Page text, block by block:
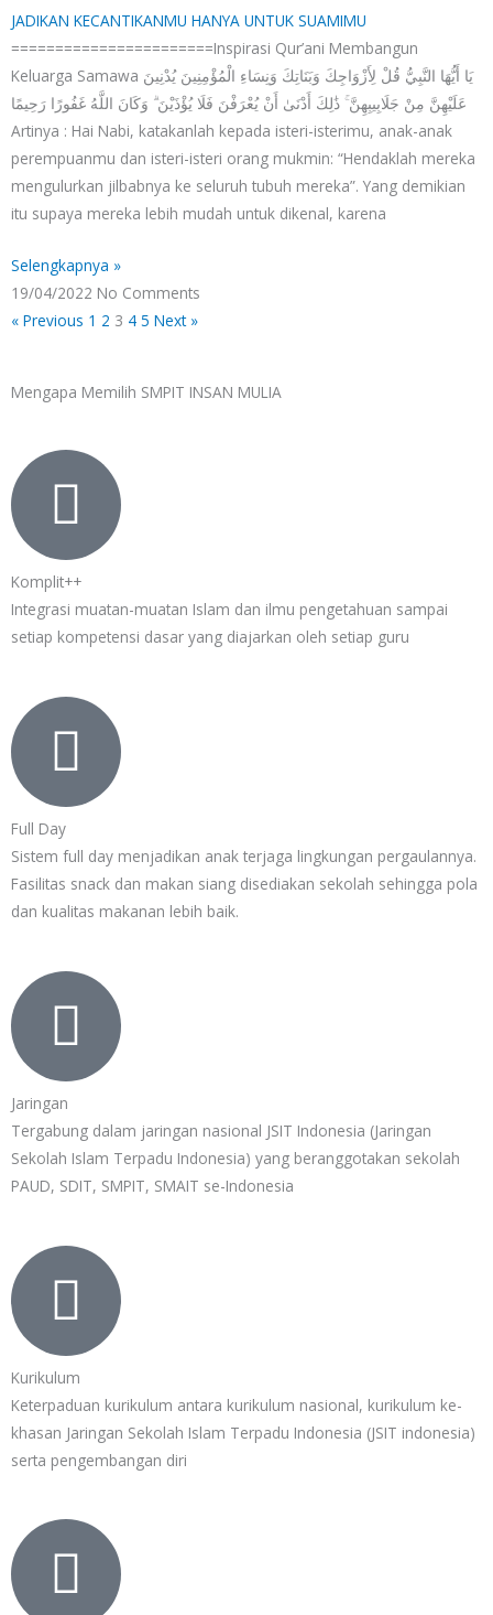
JADIKAN KECANTIKANMU HANYA UNTUK SUAMIMU
=======================Inspirasi Qur’ani Membangun
Keluarga Samawa يَا أَيُّهَا النَّبِيُّ قُلْ لِأَزْوَاجِكَ وَبَنَاتِكَ وَنِسَاءِ الْمُؤْمِنِينَ يُدْنِينَ
عَلَيْهِنَّ مِنْ جَلَابِيبِهِنَّ ۚ ذَٰلِكَ أَدْنَىٰ أَنْ يُعْرَفْنَ فَلَا يُؤْذَيْنَ ۗ وَكَانَ اللَّهُ غَفُورًا رَحِيمًا
Artinya : Hai Nabi, katakanlah kepada isteri-isterimu, anak-anak
perempuanmu dan isteri-isteri orang mukmin: “Hendaklah mereka
mengulurkan jilbabnya ke seluruh tubuh mereka”. Yang demikian
itu supaya mereka lebih mudah untuk dikenal, karena
Selengkapnya »
19/04/2022 No Comments
« Previous 1 2 3 4 5 Next »
Mengapa Memilih SMPIT INSAN MULIA
Komplit++
Integrasi muatan-muatan Islam dan ilmu pengetahuan sampai
setiap kompetensi dasar yang diajarkan oleh setiap guru
Full Day
Sistem full day menjadikan anak terjaga lingkungan pergaulannya.
Fasilitas snack dan makan siang disediakan sekolah sehingga pola
dan kualitas makanan lebih baik.
Jaringan
Tergabung dalam jaringan nasional JSIT Indonesia (Jaringan
Sekolah Islam Terpadu Indonesia) yang beranggotakan sekolah
PAUD, SDIT, SMPIT, SMAIT se-Indonesia
Kurikulum
Keterpaduan kurikulum antara kurikulum nasional, kurikulum ke-
khasan Jaringan Sekolah Islam Terpadu Indonesia (JSIT indonesia)
serta pengembangan diri